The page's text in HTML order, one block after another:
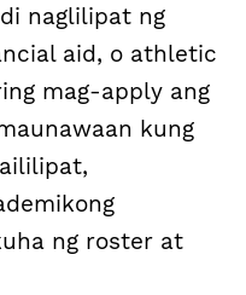
naglilipat ng
aid, o athletic
mag-apply ang
kung
ng roster at